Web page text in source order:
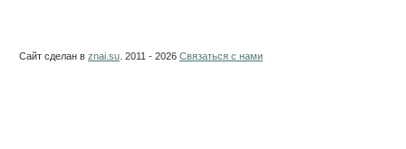
Сайт сделан в znai.su . 2011 - 2026 Связаться с нами